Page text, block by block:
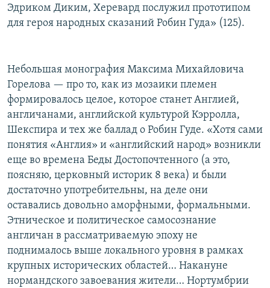
Эдриком Диким, Херевард послужил прототипом
для героя народных сказаний Робин Гуда» (125).
Небольшая монография Максима Михайловича
Горелова — про то, как из мозаики племен
формировалось целое, которое станет Англией,
англичанами, английской культурой Кэрролла,
Шекспира и тех же баллад о Робин Гуде. «Хотя сами
понятия «Англия» и «английский народ» возникли
еще во времена Беды Достопочтенного (а это,
поясняю, церковный историк 8 века) и были
достаточно употребительны, на деле они
оставались довольно аморфными, формальными.
Этническое и политическое самосознание
англичан в рассматриваемую эпоху не
поднималось выше локального уровня в рамках
крупных исторических областей… Накануне
нормандского завоевания жители… Нортумбрии